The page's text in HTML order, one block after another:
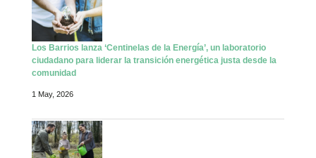
Los Barrios lanza ‘Centinelas de la Energía’, un laboratorio
ciudadano para liderar la transición energética justa desde la
comunidad
1 May, 2026